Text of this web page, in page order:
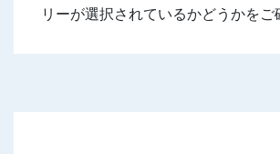
リーが選択されているかどうかをご